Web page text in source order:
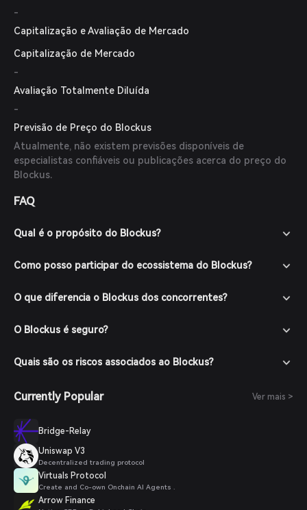
-
Capitalização e Avaliação de Mercado
Capitalização de Mercado
-
Avaliação Totalmente Diluída
-
Previsão de Preço do Blockus
Atualmente, não existem previsões disponíveis de
especialistas confiáveis ou publicações acerca do preço do
Blockus.
FAQ
Qual é o propósito do Blockus?
Como posso participar do ecossistema do Blockus?
O que diferencia o Blockus dos concorrentes?
O Blockus é seguro?
Quais são os riscos associados ao Blockus?
Currently Popular Ver mais >
Bridge-Relay
Uniswap V3
Decentralized trading protocol
Virtuals Protocol
Create and Co-own Onchain AI Agents .
Arrow Finance